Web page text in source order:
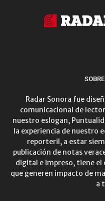
Radar Sonora fue
comunicacional de
nuestro eslogan,
la experiencia de nuestro
reporteril, a estar
publicación de notas
digital e impreso, tiene el
que generen impacto de
a